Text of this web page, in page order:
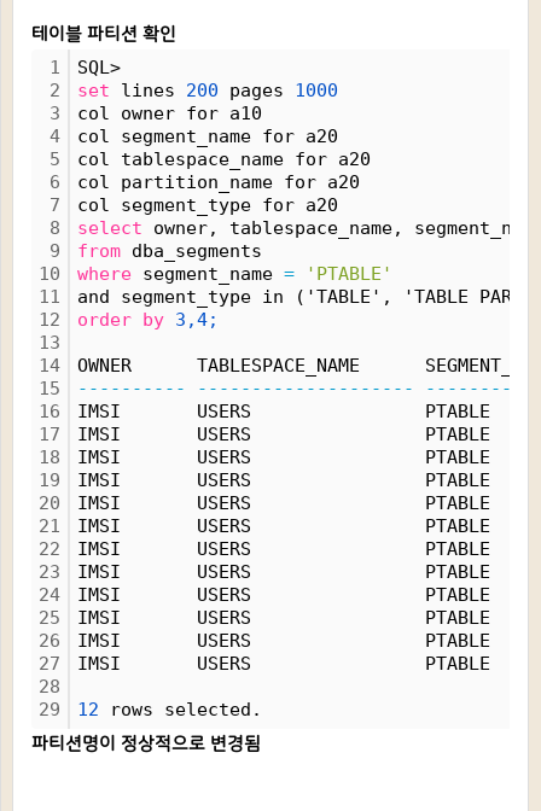
테이블 파티션 확인
1
2
3
4
5
6
7
8
9
10
11
12
13
14
15
16
17
18
19
20
21
22
23
24
25
26
27
28
29
SQL>
set lines 200 pages 1000
col owner for a10
col segment_name for a20
col tablespace_name for a20
col partition_name for a20
col segment_type for a20
select owner, tablespace_name,
from dba_segments
where segment_name =
'PTABLE'
and segment_type in ('TABLE', 'TABLE
order by 3,4;
OWNER      TABLESPACE_NAME
----------
--------------------
IMSI       USERS
IMSI       USERS
IMSI       USERS
IMSI       USERS
IMSI       USERS
IMSI       USERS
IMSI       USERS
IMSI       USERS
IMSI       USERS
IMSI       USERS
IMSI       USERS
IMSI       USERS
12 rows selected.
파티션명이 정상적으로 변경됨